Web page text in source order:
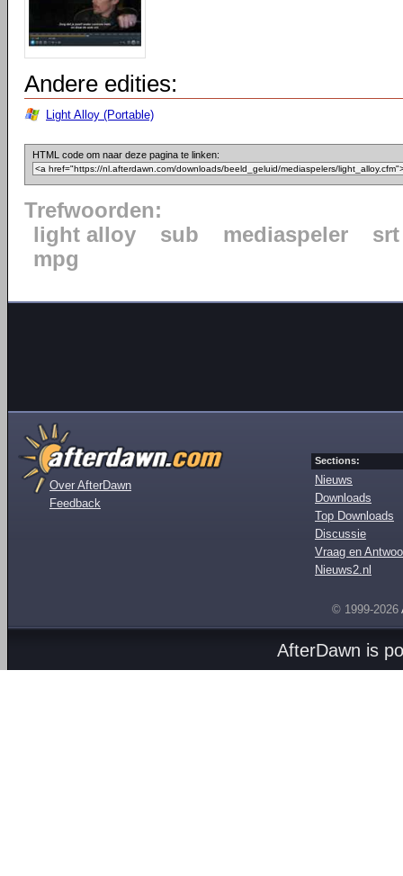
Andere edities:
Light Alloy (Portable)
HTML code om naar deze pagina te linken:
Trefwoorden:
light alloy
sub mediaspeler
srt
mpg
Over AfterDawn
Feedback
Sections:
Nieuws
Downloads
Top Downloads
Discussie
Vraag en
Nieuws2.nl
© 1999-2026
AfterDawn is